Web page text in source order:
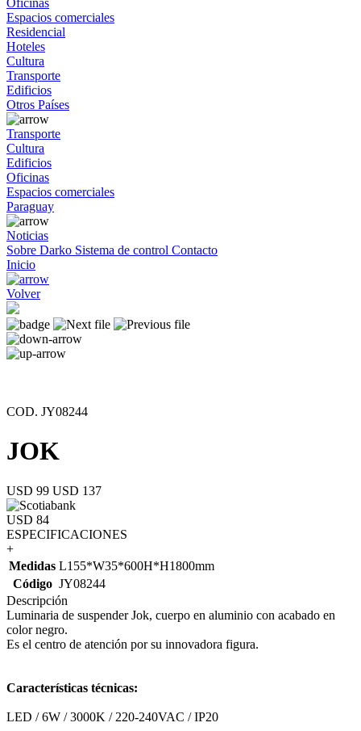
Oficinas
Espacios comerciales
Residencial
Hoteles
Cultura
Transporte
Edificios
Otros Países
Transporte
Cultura
Edificios
Oficinas
Espacios comerciales
Paraguay
Noticias
Sobre Darko Sistema de control Contacto
Inicio
Volver
COD. JY08244
JOK
USD 99 USD 137
USD 84
ESPECIFICACIONES
+
Medidas L155*W35*600H*H1800mm
Código JY08244
Descripción
Luminaria de suspender Jok, cuerpo en aluminio con acabado en
color negro.
Es el centro de atención por su innovadora figura.
Características técnicas:
LED / 6W / 3000K / 220-240VAC / IP20